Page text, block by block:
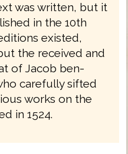
was written, but it
in the 10th
existed,
the received and
of Jacob ben-
carefully sifted
works on the
in 1524.